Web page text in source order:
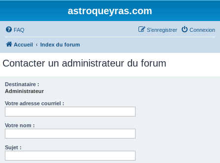
astroqueyras.com
FAQ Connexion
S’enregistrer
Accueil Index du forum
Contacter un administrateur du forum
Destinataire :
Administrateur
Votre adresse courriel :
Votre nom :
Sujet :